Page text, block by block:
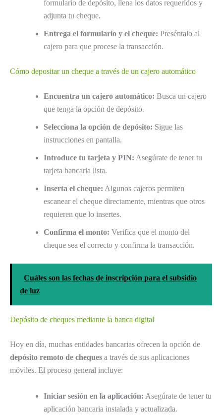
formulario de depósito, llena los datos requeridos y
adjunta tu cheque.
Entrega el formulario y el cheque: Preséntalo al
cajero para que procese la transacción.
Cómo depositar un cheque a través de un cajero automático
Encuentra un cajero automático: Busca un cajero
que tenga la opción de depósito.
Selecciona la opción de depósito: Sigue las
instrucciones en pantalla.
Introduce tu tarjeta y PIN: Asegúrate de tener tu
tarjeta bancaria lista.
Inserta el cheque: Algunos cajeros permiten
escanear el cheque directamente, mientras que otros
requieren que lo insertes.
Confirma el monto: Verifica que el monto del
cheque sea el correcto y confirma la transacción.
Cuáles son las fechas de inscripción para el subsidio
de luz
Depósito de cheques mediante la banca digital
Hoy en día, muchas entidades bancarias ofrecen la opción de
depósito remoto de cheques a través de sus aplicaciones
móviles. El proceso general incluye:
Iniciar sesión en la aplicación: Asegúrate de tener tu
aplicación bancaria instalada y actualizada.